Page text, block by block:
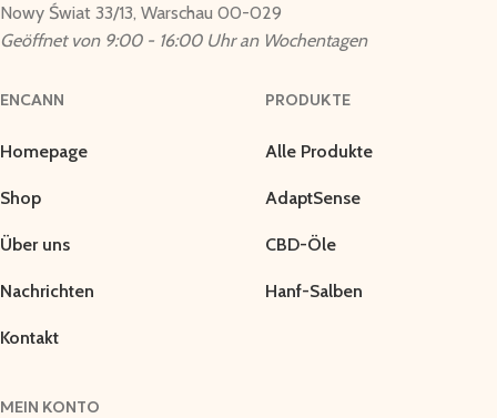
Nowy Świat 33/13, Warschau 00-029
Geöffnet von 9:00 - 16:00 Uhr an Wochentagen
ENCANN
Homepage
Shop
Über uns
Nachrichten
Kontakt
PRODUKTE
Alle Produkte
AdaptSense
CBD-Öle
Hanf-Salben
MEIN KONTO